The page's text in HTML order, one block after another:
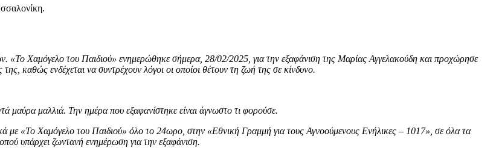
Χαμόγελο του Παιδιού» ενημερώθηκε σήμερα, 28/02/2025, για την εξαφάνιση της Μαρίας Αγγελακούδη και προχώρησε
καθώς ενδέχεται να συντρέχουν λόγοι οι οποίοι θέτουν τη ζωή της σε κίνδυνο.
μαύρα μαλλιά. Την ημέρα που εξαφανίστηκε είναι άγνωστο τι φορούσε.
με «Το Χαμόγελο του Παιδιού» όλο το 24ωρο, στην «Εθνική Γραμμή για τους Αγνοούμενους Ενήλικες – 1017», σε όλα τα
υπάρχει ζωντανή ενημέρωση για την εξαφάνιση.